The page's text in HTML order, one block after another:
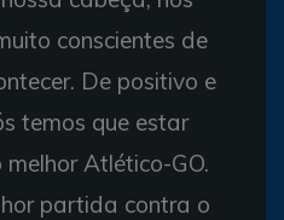
conscientes de
De positivo e
temos que estar
Atlético-GO.
partida contra o